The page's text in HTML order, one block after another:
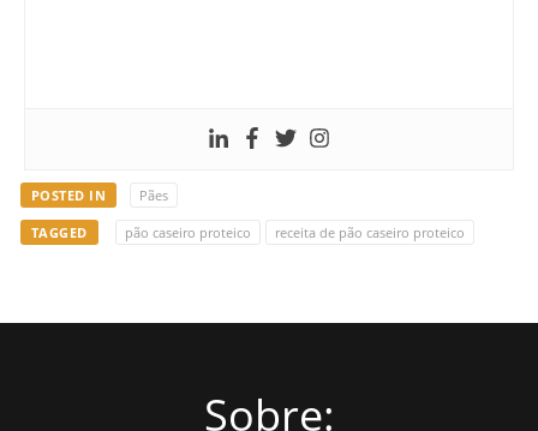
POSTED IN Pães
TAGGED pão caseiro proteico receita de pão caseiro proteico
Sobre: